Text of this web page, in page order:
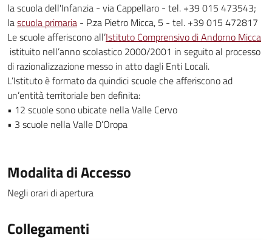
la scuola dell'Infanzia - via Cappellaro - tel. +39 015 473543;
lascuola primaria - P.za Pietro Micca, 5 - tel. +39 015 472817
Le scuole afferiscono all’Istituto Comprensivo di Andorno Micca
istituito nell’anno scolastico 2000/2001 in seguito al processo
di razionalizzazione messo in atto dagli Enti Locali.
L’Istituto è formato da quindici scuole che afferiscono ad
un’entità territoriale ben definita:
• 12 scuole sono ubicate nella Valle Cervo
• 3 scuole nella Valle D’Oropa
Modalita di Accesso
Negli orari di apertura
Collegamenti